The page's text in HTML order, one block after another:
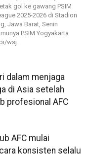
gol ke gawang PSIM
2025-2026 di Stadion
Jawa Barat, Senin
PSIM Yogyakarta
wsj.
dalam menjaga
di Asia setelah
profesional AFC
AFC mulai
konsisten selalu